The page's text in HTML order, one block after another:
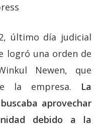
último día judicial
logró una orden de
Newen, que
la empresa.
La
aprovechar
debido a la